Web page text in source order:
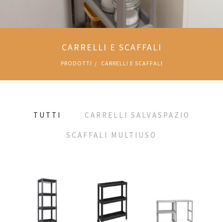
CARRELLI E SCAFFALI
PRODOTTI CARRELLI E SCAFFALI
TUTTI CARRELLI SALVASPAZIO
SCAFFALI MULTIUSO